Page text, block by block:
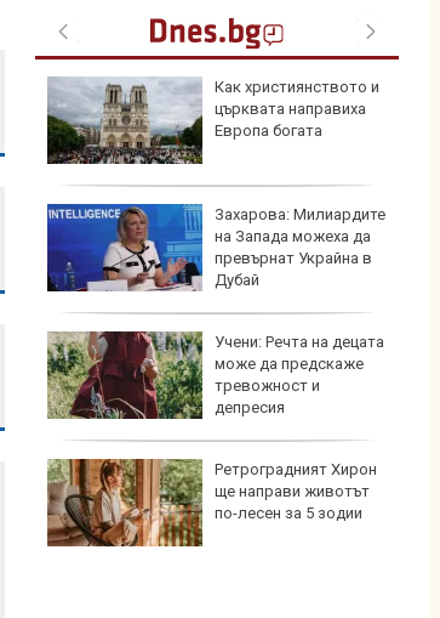
Как християнството и
църквата направиха
Европа богата
Захарова: Милиардите
на Запада можеха да
превърнат Украйна в
Дубай
Учени: Речта на децата
може да предскаже
тревожност и
депресия
Ретроградният Хирон
ще направи животът
по-лесен за 5 зодии